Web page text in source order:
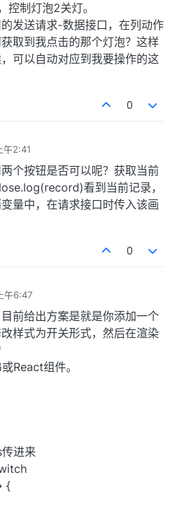
控制灯泡2关灯。
发送请求-数据接口，在列动作
取到我点击的那个灯泡？这样
可以自动对应到我要操作的这
0
午2:41
个按钮是否可以呢？获取当前
看到当前记录，
量中，在请求接口时传入该画
0
午6:47
前给出方案是就是你添加一个
样式为开关形式，然后在渲染
React组件。
进来
{